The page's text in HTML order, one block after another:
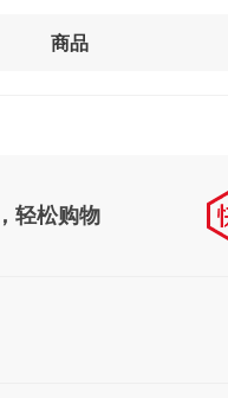
商品
轻松购物